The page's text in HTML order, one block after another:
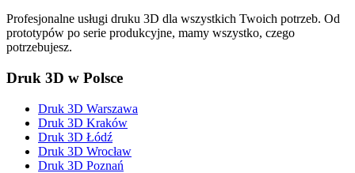
Profesjonalne usługi druku 3D dla wszystkich Twoich potrzeb. Od
prototypów po serie produkcyjne, mamy wszystko, czego
potrzebujesz.
Druk 3D w Polsce
Druk 3D Warszawa
Druk 3D Kraków
Druk 3D Łódź
Druk 3D Wrocław
Druk 3D Poznań